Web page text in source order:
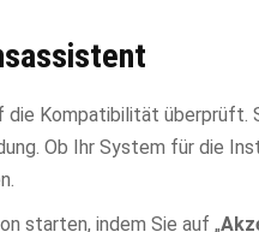
die Kompatibilität überprüft.
Ob Ihr System für die
starten, indem Sie auf „